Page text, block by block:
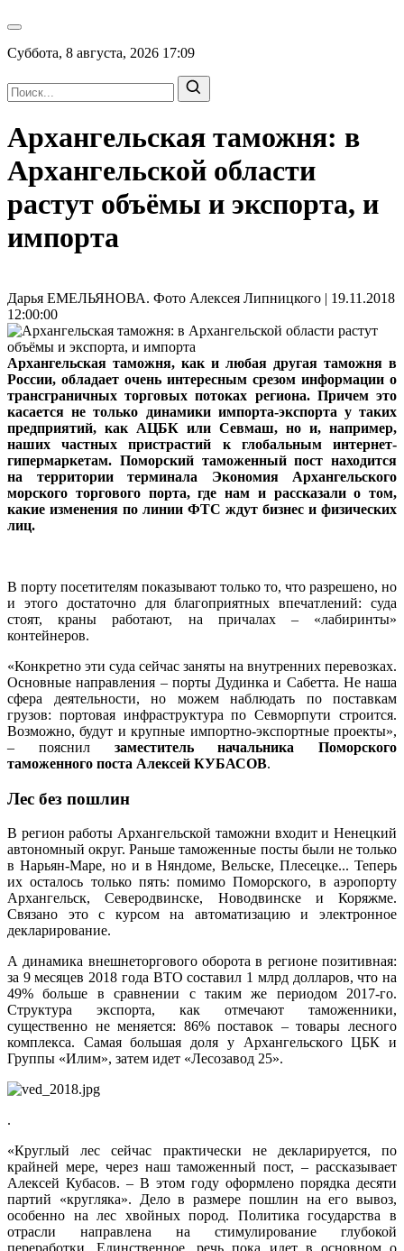
Суббота, 8 августа, 2026 17:09
Архангельская таможня: в
Архангельской области
растут объёмы и экспорта, и
импорта
Дарья ЕМЕЛЬЯНОВА. Фото Алексея Липницкого | 19.11.2018
12:00:00
Архангельская таможня, как и любая другая таможня в
России, обладает очень интересным срезом информации о
трансграничных торговых потоках региона. Причем это
касается не только динамики импорта-экспорта у таких
предприятий, как АЦБК или Севмаш, но и, например,
наших частных пристрастий к глобальным интернет-
гипермаркетам. Поморский таможенный пост находится
на территории терминала Экономия Архангельского
морского торгового порта, где нам и рассказали о том,
какие изменения по линии ФТС ждут бизнес и физических
лиц.
В порту посетителям показывают только то, что разрешено, но
и этого достаточно для благоприятных впечатлений: суда
стоят, краны работают, на причалах – «лабиринты»
контейнеров.
«Конкретно эти суда сейчас заняты на внутренних перевозках.
Основные направления – порты Дудинка и Сабетта. Не наша
сфера деятельности, но можем наблюдать по поставкам
грузов: портовая инфраструктура по Севморпути строится.
Возможно, будут и крупные импортно-экспортные проекты»,
– пояснил заместитель начальника Поморского
таможенного поста Алексей КУБАСОВ.
Лес без пошлин
В регион работы Архангельской таможни входит и Ненецкий
автономный округ. Раньше таможенные посты были не только
в Нарьян-Маре, но и в Няндоме, Вельске, Плесецке... Теперь
их осталось только пять: помимо Поморского, в аэропорту
Архангельск, Северодвинске, Новодвинске и Коряжме.
Связано это с курсом на автоматизацию и электронное
декларирование.
А динамика внешнеторгового оборота в регионе позитивная:
за 9 месяцев 2018 года ВТО составил 1 млрд долларов, что на
49% больше в сравнении с таким же периодом 2017-го.
Структура экспорта, как отмечают таможенники,
существенно не меняется: 86% поставок – товары лесного
комплекса. Самая большая доля у Архангельского ЦБК и
Группы «Илим», затем идет «Лесозавод 25».
.
«Круглый лес сейчас практически не декларируется, по
крайней мере, через наш таможенный пост, – рассказывает
Алексей Кубасов. – В этом году оформлено порядка десяти
партий «кругляка». Дело в размере пошлин на его вывоз,
особенно на лес хвойных пород. Политика государства в
отрасли направлена на стимулирование глубокой